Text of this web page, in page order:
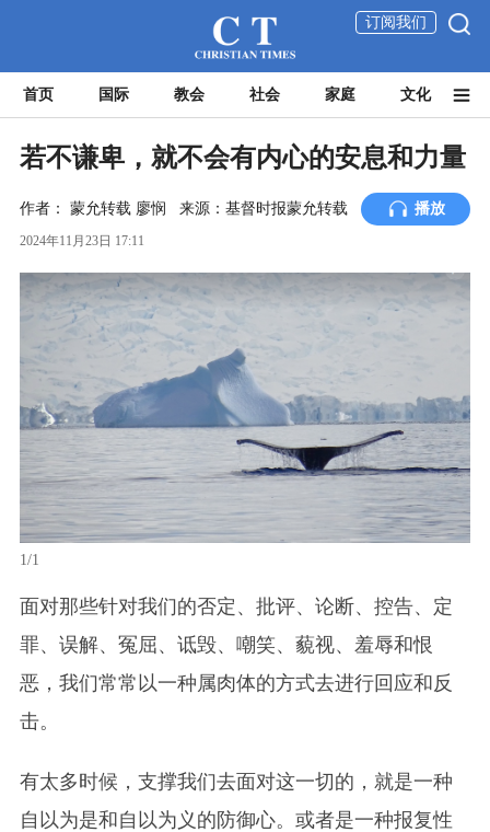
订阅我们
首页 国际 教会 社会 家庭 文化
若不谦卑，就不会有内心的安息和力量
作者： 蒙允转载 廖悯 来源：基督时报蒙允转载 播放
2024年11月23日 17:11
1/1
面对那些针对我们的否定、批评、论断、控告、定
罪、误解、冤屈、诋毁、嘲笑、藐视、羞辱和恨
恶，我们常常以一种属肉体的方式去进行回应和反
击。
有太多时候，支撑我们去面对这一切的，就是一种
自以为是和自以为义的防御心。或者是一种报复性